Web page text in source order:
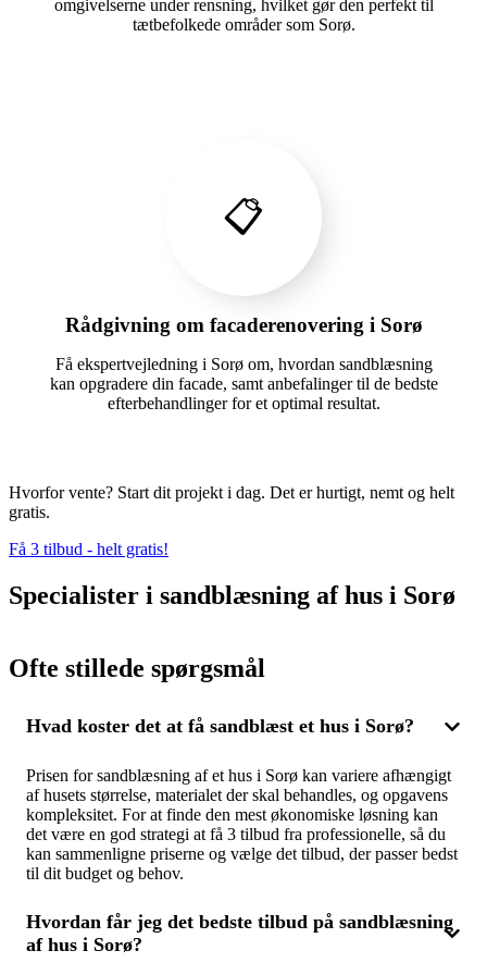
omgivelserne under rensning, hvilket gør den perfekt til
tætbefolkede områder som Sorø.
📋
Rådgivning om facaderenovering i Sorø
Få ekspertvejledning i Sorø om, hvordan sandblæsning
kan opgradere din facade, samt anbefalinger til de bedste
efterbehandlinger for et optimal resultat.
Hvorfor vente? Start dit projekt i dag. Det er hurtigt, nemt og helt
gratis.
Få 3 tilbud - helt gratis!
Specialister i sandblæsning af hus i Sorø
Ofte stillede spørgsmål
Hvad koster det at få sandblæst et hus i Sorø?
Prisen for sandblæsning af et hus i Sorø kan variere afhængigt
af husets størrelse, materialet der skal behandles, og opgavens
kompleksitet. For at finde den mest økonomiske løsning kan
det være en god strategi at få 3 tilbud fra professionelle, så du
kan sammenligne priserne og vælge det tilbud, der passer bedst
til dit budget og behov.
Hvordan får jeg det bedste tilbud på sandblæsning
af hus i Sorø?